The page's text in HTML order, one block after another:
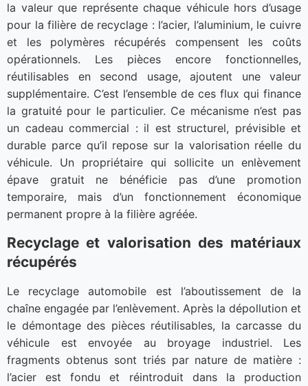
la valeur que représente chaque véhicule hors d’usage
pour la filière de recyclage : l’acier, l’aluminium, le cuivre
et les polymères récupérés compensent les coûts
opérationnels. Les pièces encore fonctionnelles,
réutilisables en second usage, ajoutent une valeur
supplémentaire. C’est l’ensemble de ces flux qui finance
la gratuité pour le particulier. Ce mécanisme n’est pas
un cadeau commercial : il est structurel, prévisible et
durable parce qu’il repose sur la valorisation réelle du
véhicule. Un propriétaire qui sollicite un enlèvement
épave gratuit ne bénéficie pas d’une promotion
temporaire, mais d’un fonctionnement économique
permanent propre à la filière agréée.
Recyclage et valorisation des matériaux
récupérés
Le recyclage automobile est l’aboutissement de la
chaîne engagée par l’enlèvement. Après la dépollution et
le démontage des pièces réutilisables, la carcasse du
véhicule est envoyée au broyage industriel. Les
fragments obtenus sont triés par nature de matière :
l’acier est fondu et réintroduit dans la production